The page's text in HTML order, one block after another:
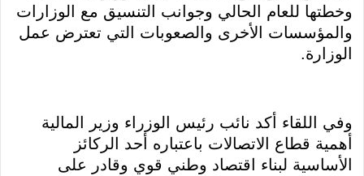
وخطتها للعام الحالي وجوانب التنسيق مع الوزارات
والمؤسسات الأخرى والصعوبات التي تعترض عمل
الوزارة.
وفي اللقاء أكد نائب رئيس الوزراء وزير المالية
أهمية قطاع الاتصالات باعتباره أحد الركائز
الأساسية لبناء اقتصاد وطني قوي وقادر على